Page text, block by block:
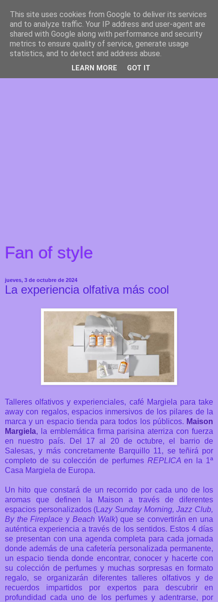
Fan of style
jueves, 3 de octubre de 2024
La experiencia olfativa más cool
Talleres olfativos y experienciales, café Margiela para take
away con regalos, espacios inmersivos de los pilares de la
marca y un espacio tienda para todos los públicos. Maison
Margiela, la emblemática firma parisina aterriza con fuerza
en nuestro país. Del 17 al 20 de octubre, el barrio de
Salesas, y más concretamente Barquillo 11, se teñirá por
completo de su colección de perfumes REPLICAen la 1ª
Casa Margiela de Europa.
Un hito que constará de un recorrido por cada uno de los
aromas que definen la Maison a través de diferentes
espacios personalizados (Lazy Sunday Morning, Jazz Club,
By the Fireplacey Beach Walk) que se convertirán en una
auténtica experiencia a través de los sentidos. Estos 4 días
se presentan con una agenda completa para cada jornada
donde además de una cafetería personalizada permanente,
un espacio tienda donde encontrar, conocer y hacerte con
su colección de perfumes y muchas sorpresas en formato
regalo, se organizarán diferentes talleres olfativos y de
recuerdos impartidos por expertos para descubrir en
profundidad cada uno de los perfumes y adentrarse, por
This site uses cookies from Google to deliver its services
and to analyze traffic. Your IP address and user-agent are
shared with Google along with performance and security
metrics to ensure quality of service, generate usage
statistics, and to detect and address abuse.
LEARN MORE GOT IT